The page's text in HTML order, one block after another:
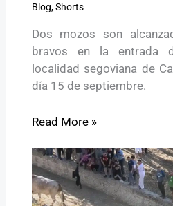
Blog,Shorts
Dos mozos son
bravos en la entrada
localidad segoviana de
día 15 de septiembre.
Read More »